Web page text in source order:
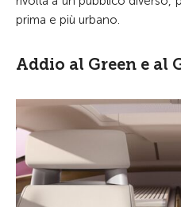
prima e più urbano.
Addio al Green e al